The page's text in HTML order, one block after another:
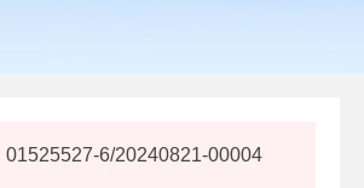
01525527-6/20240821-00004